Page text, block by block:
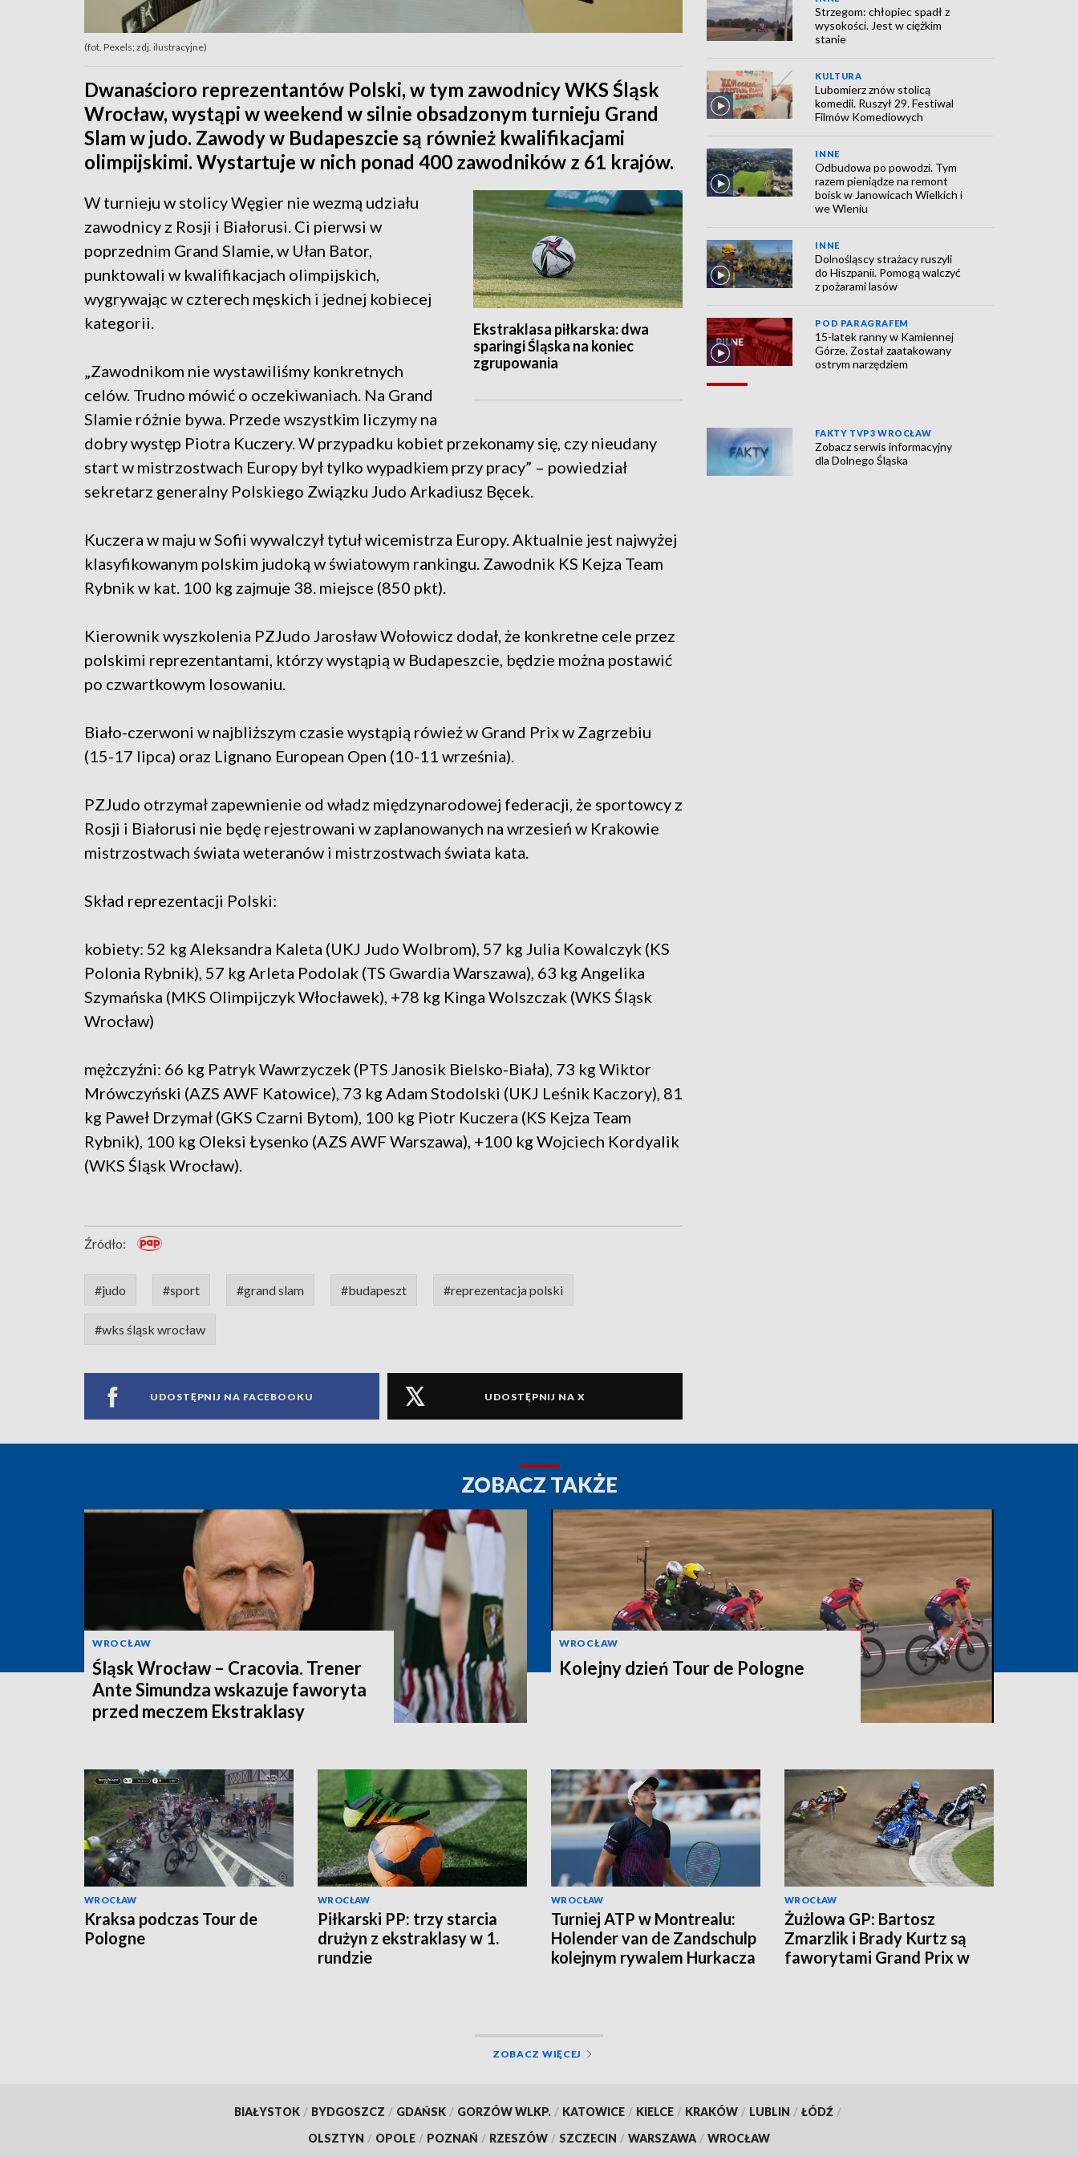
(fot. Pexels; zdj. ilustracyjne)
Dwanaścioro reprezentantów Polski, w tym zawodnicy WKS Śląsk
Wrocław, wystąpi w weekend w silnie obsadzonym turnieju Grand
Slam w judo. Zawody w Budapeszcie są również kwalifikacjami
olimpijskimi. Wystartuje w nich ponad 400 zawodników z 61 krajów.
Ekstraklasa piłkarska: dwa
sparingi Śląska na koniec
zgrupowania
W turnieju w stolicy Węgier nie wezmą udziału
zawodnicy z Rosji i Białorusi. Ci pierwsi w
poprzednim Grand Slamie, w Ułan Bator,
punktowali w kwalifikacjach olimpijskich,
wygrywając w czterech męskich i jednej kobiecej
kategorii.
„Zawodnikom nie wystawiliśmy konkretnych
celów. Trudno mówić o oczekiwaniach. Na Grand
Slamie różnie bywa. Przede wszystkim liczymy na
dobry występ Piotra Kuczery. W przypadku kobiet przekonamy się, czy nieudany
start w mistrzostwach Europy był tylko wypadkiem przy pracy” – powiedział
sekretarz generalny Polskiego Związku Judo Arkadiusz Bęcek.
Kuczera w maju w Sofii wywalczył tytuł wicemistrza Europy. Aktualnie jest najwyżej
klasyfikowanym polskim judoką w światowym rankingu. Zawodnik KS Kejza Team
Rybnik w kat. 100 kg zajmuje 38. miejsce (850 pkt).
Kierownik wyszkolenia PZJudo Jarosław Wołowicz dodał, że konkretne cele przez
polskimi reprezentantami, którzy wystąpią w Budapeszcie, będzie można postawić
po czwartkowym losowaniu.
Biało-czerwoni w najbliższym czasie wystąpią rówież w Grand Prix w Zagrzebiu
(15-17 lipca) oraz Lignano European Open (10-11 września).
PZJudo otrzymał zapewnienie od władz międzynarodowej federacji, że sportowcy z
Rosji i Białorusi nie będę rejestrowani w zaplanowanych na wrzesień w Krakowie
mistrzostwach świata weteranów i mistrzostwach świata kata.
Skład reprezentacji Polski:
kobiety: 52 kg Aleksandra Kaleta (UKJ Judo Wolbrom), 57 kg Julia Kowalczyk (KS
Polonia Rybnik), 57 kg Arleta Podolak (TS Gwardia Warszawa), 63 kg Angelika
Szymańska (MKS Olimpijczyk Włocławek), +78 kg Kinga Wolszczak (WKS Śląsk
Wrocław)
mężczyźni: 66 kg Patryk Wawrzyczek (PTS Janosik Bielsko-Biała), 73 kg Wiktor
Mrówczyński (AZS AWF Katowice), 73 kg Adam Stodolski (UKJ Leśnik Kaczory), 81
kg Paweł Drzymał (GKS Czarni Bytom), 100 kg Piotr Kuczera (KS Kejza Team
Rybnik), 100 kg Oleksi Łysenko (AZS AWF Warszawa), +100 kg Wojciech Kordyalik
(WKS Śląsk Wrocław).
Źródło:
#judo #sport #grand slam #budapeszt #reprezentacja polski
#wks śląsk wrocław
UDOSTĘPNIJ NA FACEBOOKU UDOSTĘPNIJ NA X
Strzegom: chłopiec spadł z
wysokości. Jest w ciężkim
stanie
KULTURA
Lubomierz znów stolicą
komedii. Ruszył 29. Festiwal
Filmów Komediowych
INNE
Odbudowa po powodzi. Tym
razem pieniądze na remont
boisk w Janowicach Wielkich i
we Wleniu
INNE
Dolnośląscy strażacy ruszyli
do Hiszpanii. Pomogą walczyć
z pożarami lasów
POD PARAGRAFEM
15-latek ranny w Kamiennej
Górze. Został zaatakowany
ostrym narzędziem
FAKTY TVP3 WROCŁAW
Zobacz serwis informacyjny
dla Dolnego Śląska
ZOBACZ TAKŻE
WROCŁAW
Śląsk Wrocław – Cracovia. Trener
Ante Simundza wskazuje faworyta
przed meczem Ekstraklasy
WROCŁAW
Kolejny dzień Tour de Pologne
WROCŁAW
Kraksa podczas Tour de
Pologne
WROCŁAW
Piłkarski PP: trzy starcia
drużyn z ekstraklasy w 1.
rundzie
WROCŁAW
Turniej ATP w Montrealu:
Holender van de Zandschulp
kolejnym rywalem Hurkacza
WROCŁAW
Żużlowa GP: Bartosz
Zmarzlik i Brady Kurtz są
faworytami Grand Prix w
ZOBACZ WIĘCEJ
BIAŁYSTOK / BYDGOSZCZ / GDAŃSK / GORZÓW WLKP. / KATOWICE / KIELCE / KRAKÓW / LUBLIN / ŁÓDŹ /
OLSZTYN / OPOLE / POZNAŃ / RZESZÓW / SZCZECIN / WARSZAWA / WROCŁAW